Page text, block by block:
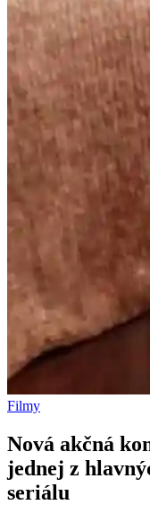
Filmy
Nová akčná
jednej z
seriálu